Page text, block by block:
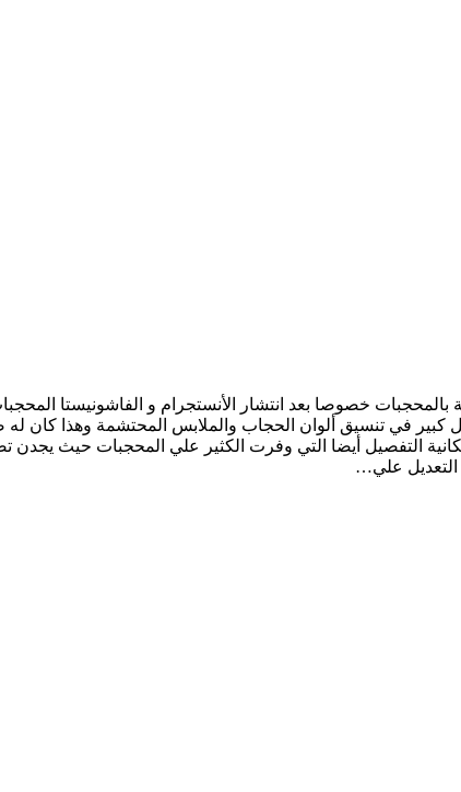
خصوصا بعد انتشار الأنستجرام و الفاشونيستا
في تنسيق ألوان الحجاب والملابس المحتشمة وهذا كان
التفصيل أيضا التي وفرت الكثير علي المحجبات حيث
التعديل علي…